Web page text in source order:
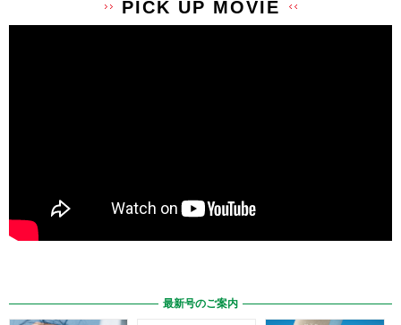
PICK UP MOVIE
最新号のご案内